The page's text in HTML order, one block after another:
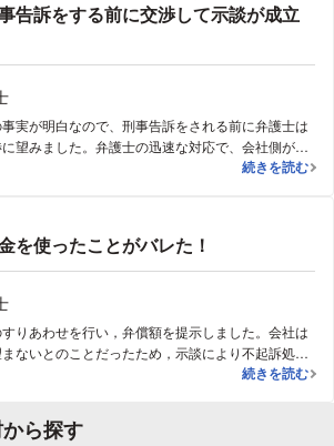
てくれました。その場で示談書を取り交わし、事
告訴をする前に交渉して示談が成立
実が明白なので、刑事告訴をされる前に弁護士は
望みました。弁護士の迅速な対応で、会社側が刑
【横領額：数
続きを読む
を使ったことがバレた！
りあわせを行い，弁償額を提示しました。会社は
ないとのことだったため，示談により不起訴処分
【横領】会社
続きを読む
ら探す